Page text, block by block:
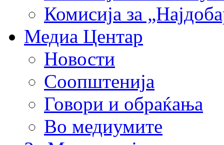
Комисија за
Медиа Центар
Новости
Соопштенија
Говори и обраќања
Во медиумите